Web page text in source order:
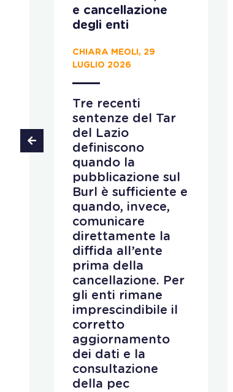
e cancellazione
degli enti
CHIARA MEOLI, 29
LUGLIO 2026
Tre recenti
sentenze del Tar
del Lazio
definiscono
quando la
pubblicazione sul
Burl è sufficiente e
quando, invece,
comunicare
direttamente la
diffida all’ente
prima della
cancellazione. Per
gli enti rimane
imprescindibile il
corretto
aggiornamento
dei dati e la
consultazione
della pec